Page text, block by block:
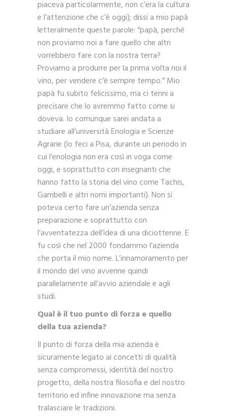
piaceva particolarmente, non c’era la cultura
e l’attenzione che c’è oggi); dissi a mio papà
letteralmente queste parole: “papà, perché
non proviamo noi a fare quello che altri
vorrebbero fare con la nostra terra?
Proviamo a produrre per la prima volta noi il
vino, per vendere c’è sempre tempo.” Mio
papà fu subito felicissimo, ma ci tenni a
precisare che lo avremmo fatto come si
doveva. Io comunque sarei andata a
studiare all’università Enologia e Scienze
Agrarie (lo feci a Pisa, durante un periodo in
cui l’enologia non era così in voga come
oggi, e soprattutto con insegnanti che
hanno fatto la storia del vino come Tachis,
Gambelli e altri nomi importanti). Non si
poteva certo fare un’azienda senza
preparazione e soprattutto con
l’avventatezza dell’idea di una diciottenne. E
fu così che nel 2000 fondammo l’azienda
che porta il mio nome. L’innamoramento per
il mondo del vino avvenne quindi
parallelamente all’avvio aziendale e agli
studi.
Qual è il tuo punto di forza e quello
della tua azienda?
Il punto di forza della mia azienda è
sicuramente legato ai concetti di qualità
senza compromessi, identità del nostro
progetto, della nostra filosofia e del nostro
territorio ed infine innovazione ma senza
tralasciare le tradizioni.